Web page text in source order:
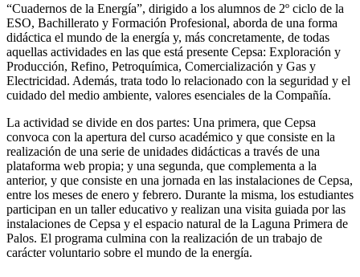
“Cuadernos de la Energía”, dirigido a los alumnos de 2º ciclo de la
ESO, Bachillerato y Formación Profesional, aborda de una forma
didáctica el mundo de la energía y, más concretamente, de todas
aquellas actividades en las que está presente Cepsa: Exploración y
Producción, Refino, Petroquímica, Comercialización y Gas y
Electricidad. Además, trata todo lo relacionado con la seguridad y el
cuidado del medio ambiente, valores esenciales de la Compañía.
La actividad se divide en dos partes: Una primera, que Cepsa
convoca con la apertura del curso académico y que consiste en la
realización de una serie de unidades didácticas a través de una
plataforma web propia; y una segunda, que complementa a la
anterior, y que consiste en una jornada en las instalaciones de Cepsa,
entre los meses de enero y febrero. Durante la misma, los estudiantes
participan en un taller educativo y realizan una visita guiada por las
instalaciones de Cepsa y el espacio natural de la Laguna Primera de
Palos. El programa culmina con la realización de un trabajo de
carácter voluntario sobre el mundo de la energía.